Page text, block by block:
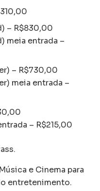
– R$830,00
meia entrada –
– R$730,00
meia entrada –
– R$215,00
e Cinema para
entretenimento.